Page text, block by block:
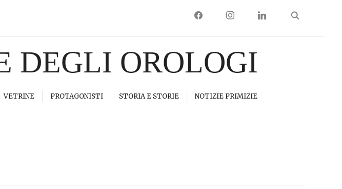
FACEBOOKINSTAGRAMLINKEDIN
DEGLI OROLOGI
VETRINE PROTAGONISTI STORIA E STORIE NOTIZIE PRIMIZIE